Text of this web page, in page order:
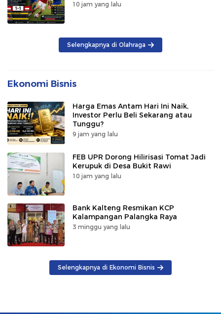
10 jam yang lalu
Selengkapnya di Olahraga
Ekonomi Bisnis
Harga Emas Antam Hari Ini Naik,
Investor Perlu Beli Sekarang atau
Tunggu?
9 jam yang lalu
FEB UPR Dorong Hilirisasi Tomat Jadi
Kerupuk di Desa Bukit Rawi
10 jam yang lalu
Bank Kalteng Resmikan KCP
Kalampangan Palangka Raya
3 minggu yang lalu
Selengkapnya di Ekonomi Bisnis